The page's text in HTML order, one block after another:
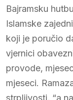
Bajramsku
Islamske
koji je poručio
vjernici
provode,
mjeseci.
strpljivosti, “a